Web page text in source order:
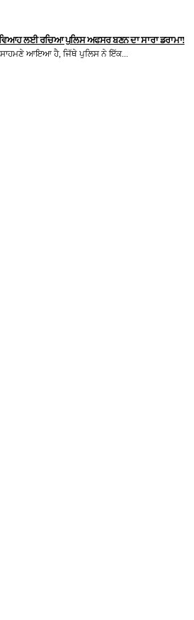
ਵਿਆਹ ਲਈ ਰਚਿਆ ਪੁਲਿਸ ਅਫਸਰ ਬਣਨ ਦਾ ਸਾਰਾ ਡਰਾਮਾ!
ਸਾਹਮਣੇ ਆਇਆ ਹੈ, ਜਿੱਥੇ ਪੁਲਿਸ ਨੇ ਇੱਕ...